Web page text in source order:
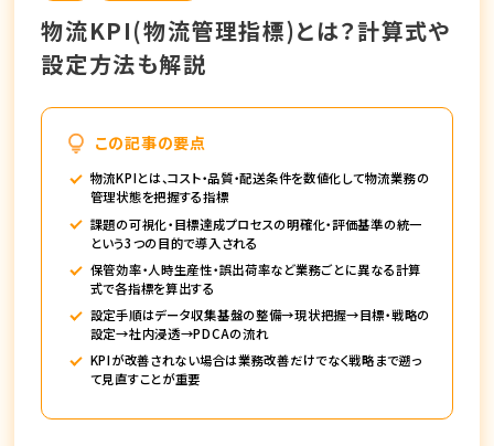
物流KPI(物流管理指標)とは？計算式や
設定方法も解説
この記事の要点
物流KPIとは、コスト・品質・配送条件を数値化して物流業務の
管理状態を把握する指標
課題の可視化・目標達成プロセスの明確化・評価基準の統一
という3つの目的で導入される
保管効率・人時生産性・誤出荷率など業務ごとに異なる計算
式で各指標を算出する
設定手順はデータ収集基盤の整備→現状把握→目標・戦略の
設定→社内浸透→PDCAの流れ
KPIが改善されない場合は業務改善だけでなく戦略まで遡っ
て見直すことが重要